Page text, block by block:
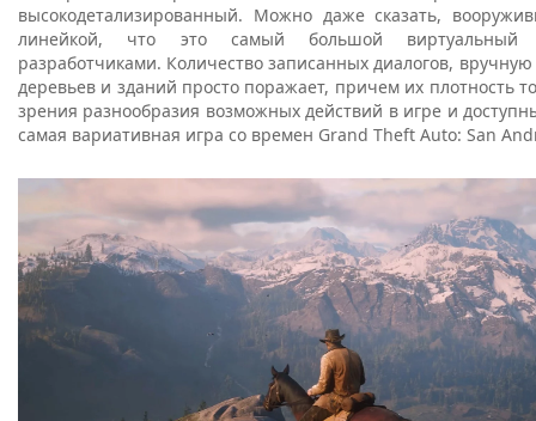
высокодетализированный. Можно даже сказать,
линейкой, что это самый большой виртуальный
разработчиками. Количество записанных диалогов,
деревьев и зданий просто поражает, причем их плотность
зрения разнообразия возможных действий в игре и
самая вариативная игра со времен Grand Theft Auto: San